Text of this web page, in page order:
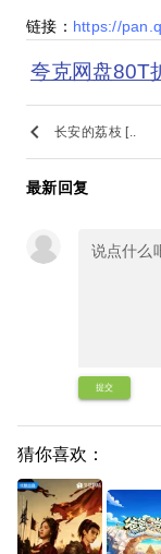
链接： https://
夸克网盘80T
keyboard_arrow_left 长安的荔枝 [..
最新回复
提交
猜你喜欢：